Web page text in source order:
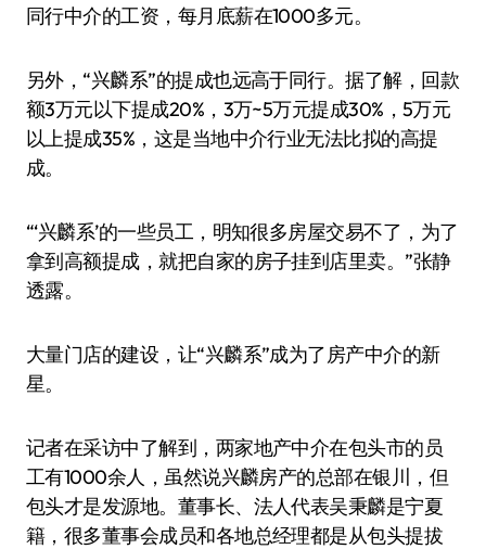
同行中介的工资，每月底薪在1000多元。
另外，“兴麟系”的提成也远高于同行。据了解，回款
额3万元以下提成20%，3万~5万元提成30%，5万元
以上提成35%，这是当地中介行业无法比拟的高提
成。
“‘兴麟系’的一些员工，明知很多房屋交易不了，为了
拿到高额提成，就把自家的房子挂到店里卖。”张静
透露。
大量门店的建设，让“兴麟系”成为了房产中介的新
星。
记者在采访中了解到，两家地产中介在包头市的员
工有1000余人，虽然说兴麟房产的总部在银川，但
包头才是发源地。董事长、法人代表吴秉麟是宁夏
籍，很多董事会成员和各地总经理都是从包头提拔